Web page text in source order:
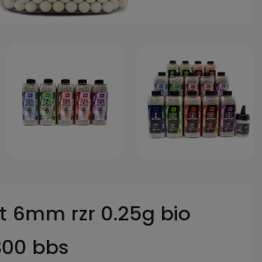
6mm rzr 0.25g bio
bbs